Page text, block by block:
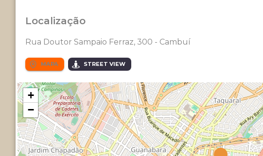
Localização
Rua Doutor Sampaio Ferraz, 300 - Cambuí
MAPA STREET VIEW
+
−